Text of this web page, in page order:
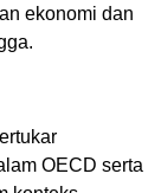
ekonomi dan
OECD serta